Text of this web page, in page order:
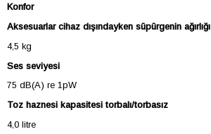
Konfor
Aksesuarlar cihaz dışındayken süpürgenin ağırlığı
4,5 kg
Ses seviyesi
75 dB(A) re 1pW
Toz haznesi kapasitesi torbalı/torbasız
4,0 litre